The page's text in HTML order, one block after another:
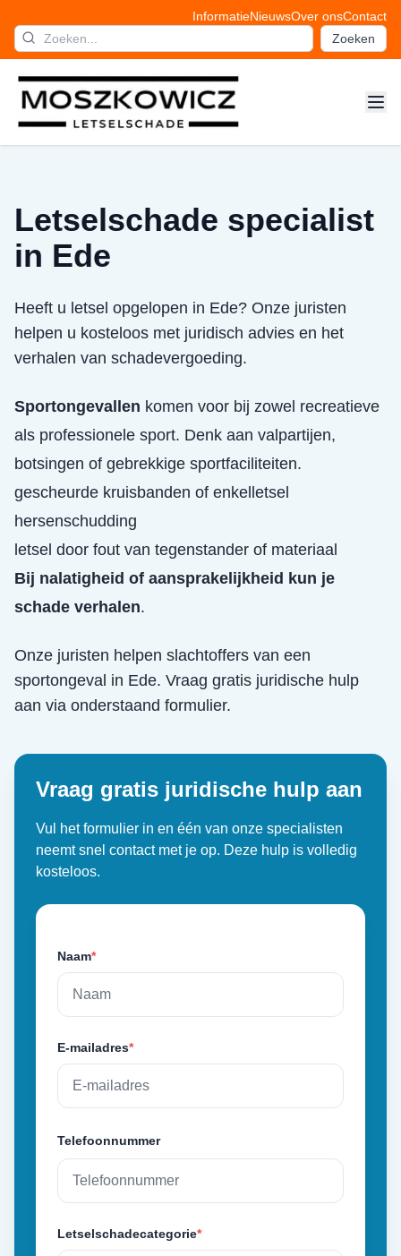
InformatieNieuwsOver onsContact
Zoeken
Letselschade specialist
in Ede
Heeft u letsel opgelopen in Ede? Onze juristen
helpen u kosteloos met juridisch advies en het
verhalen van schadevergoeding.
Sportongevallen komen voor bij zowel recreatieve
als professionele sport. Denk aan valpartijen,
botsingen of gebrekkige sportfaciliteiten.
gescheurde kruisbanden of enkelletsel
hersenschudding
letsel door fout van tegenstander of materiaal
Bij nalatigheid of aansprakelijkheid kun je
schade verhalen.
Onze juristen helpen slachtoffers van een
sportongeval in Ede. Vraag gratis juridische hulp
aan via onderstaand formulier.
Vraag gratis juridische hulp aan
Vul het formulier in en één van onze specialisten
neemt snel contact met je op. Deze hulp is volledig
kosteloos.
Naam*
E-mailadres*
Telefoonnummer
Letselschadecategorie*